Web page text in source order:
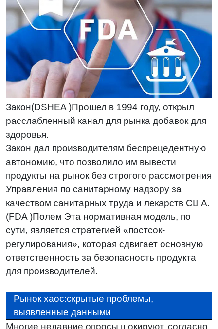
Закон(DSHEA )Прошел в 1994 году, открыл
расслабленный канал для рынка добавок для
здоровья.
Закон дал производителям беспрецедентную
автономию, что позволило им вывести
продукты на рынок без строгого рассмотрения
Управления по санитарному надзору за
качеством санитарных труда и лекарств США.
(FDA )Полем Эта нормативная модель, по
сути, является стратегией «постсок-
регулирования», которая сдвигает основную
ответственность за безопасность продукта
для производителей.
Рынок хаос:скрытые проблемы,
выявленные данными
Многие недавние опросы шокируют, согласно